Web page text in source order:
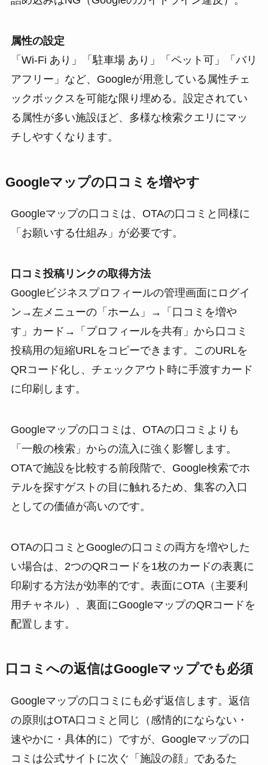
属性の設定
「Wi-Fi あり」「駐車場 あり」「ペット可」「バリ
アフリー」など、Googleが用意している属性チェ
ックボックスを可能な限り埋める。設定されてい
る属性が多い施設ほど、多様な検索クエリにマッ
チしやすくなります。
Googleマップの口コミを増やす
Googleマップの口コミは、OTAの口コミと同様に
「お願いする仕組み」が必要です。
口コミ投稿リンクの取得方法
Googleビジネスプロフィールの管理画面にログイ
ン→左メニューの「ホーム」→「口コミを増や
す」カード→「プロフィールを共有」から口コミ
投稿用の短縮URLをコピーできます。このURLを
QRコード化し、チェックアウト時に手渡すカード
に印刷します。
Googleマップの口コミは、OTAの口コミよりも
「一般の検索」からの流入に強く影響します。
OTAで施設を比較する前段階で、Google検索でホ
テルを探すゲストの目に触れるため、集客の入口
としての価値が高いのです。
OTAの口コミとGoogleの口コミの両方を増やした
い場合は、2つのQRコードを1枚のカードの表裏に
印刷する方法が効率的です。表面にOTA（主要利
用チャネル）、裏面にGoogleマップのQRコードを
配置します。
口コミへの返信はGoogleマップでも必須
Googleマップの口コミにも必ず返信します。返信
の原則はOTA口コミと同じ（感情的にならない・
速やかに・具体的に）ですが、Googleマップの口
コミは公式サイトに次ぐ「施設の顔」であるた